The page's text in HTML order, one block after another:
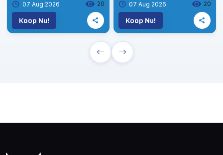
07 Aug 2026 20
Koop Nu!
07 Aug 2026 20
Koop Nu!